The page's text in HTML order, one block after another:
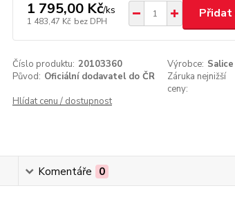
1 795,00 Kč/ks
1 483,47 Kč bez DPH
Přidat
Číslo produktu: 20103360 Výrobce: Salice
Původ: Oficiální dodavatel do ČR
Záruka nejnižší
ceny:
Hlídat cenu / dostupnost
Komentáře 0